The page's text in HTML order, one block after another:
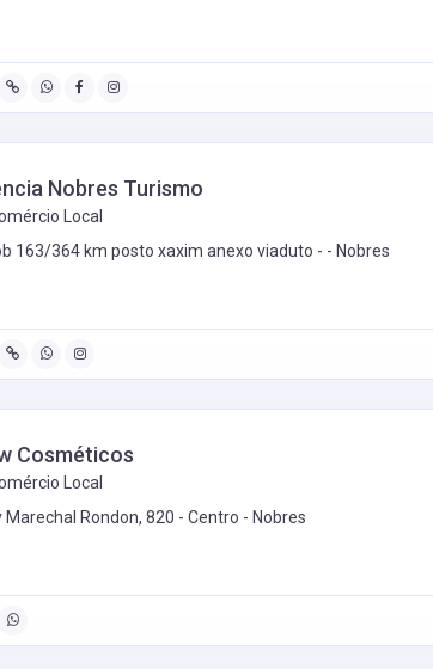
Nobres Turismo
Local
163/364 km posto xaxim anexo viaduto - - Nobres
Cosméticos
Local
Marechal Rondon, 820 - Centro - Nobres